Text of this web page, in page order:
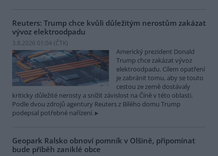
Reuters: Trump chce kvůli důležitým nerostům zakázat
vývoz elektroodpadu
3.8.2026 01:04 (ČTK)
Americký prezident Donald
Trump chce zakázat vývoz
elektroodpadu. Cílem opatření
je zabránit tomu, aby se touto
cestou ze země dostávaly
kriticky důležité nerosty a snížit závislost na Číně v této oblasti.
Podle dvou zdrojů agentury Reuters z Bílého domu Trump
podepsal potřebné nařízení.
Geopark Ralsko obnoví pomník v Olšině, připomínat
bude příběh zaniklé obce